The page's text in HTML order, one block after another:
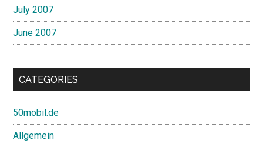
July 2007
June 2007
CATEGORIES
50mobil.de
Allgemein